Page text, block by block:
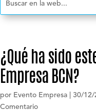
¿Qué ha sido
Empresa BCN?
por Evento Empresa 30/12/
Comentario